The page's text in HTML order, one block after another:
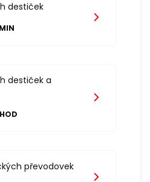
destiček
destiček a
převodovek